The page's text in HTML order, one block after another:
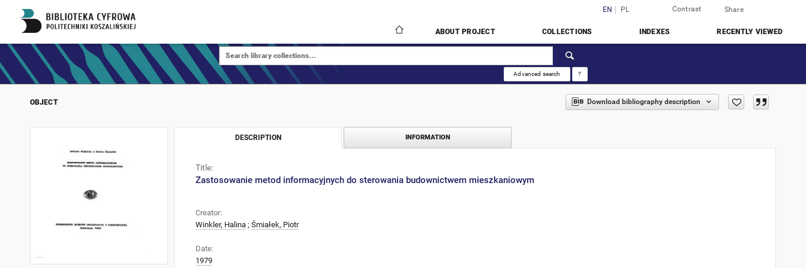
EN PL Contrast Share
ABOUT PROJECT COLLECTIONS INDEXES RECENTLY VIEWED
Advanced search ?
OBJECT Download bibliography description
DESCRIPTION INFORMATION
Title:
Zastosowanie metod informacyjnych do sterowania budownictwem mieszkaniowym
Creator:
Winkler, Halina ; Śmiałek, Piotr
Date:
1979